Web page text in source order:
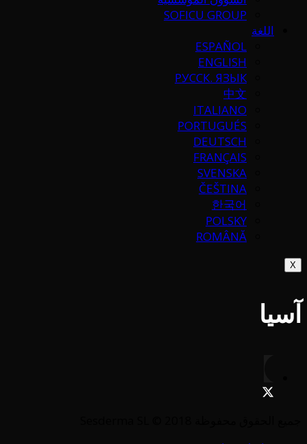
SOFICU GROUP
اللغة
ESPAÑOL
ENGLISH
РУССК. ЯЗЫК
中文
ITALIANO
PORTUGUÉS
DEUTSCH
FRANÇAIS
SVENSKA
ČEŠTINA
한국어
POLSKY
ROMÂNĂ
X
آسيا